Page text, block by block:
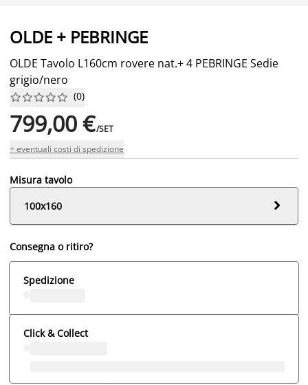
OLDE + PEBRINGE
OLDE Tavolo L160cm rovere nat.+ 4 PEBRINGE Sedie
grigio/nero





 (0)
799,00 €/SET
+ eventuali costi di spedizione
Misura tavolo
100x160

Consegna o ritiro?
Spedizione
Click & Collect